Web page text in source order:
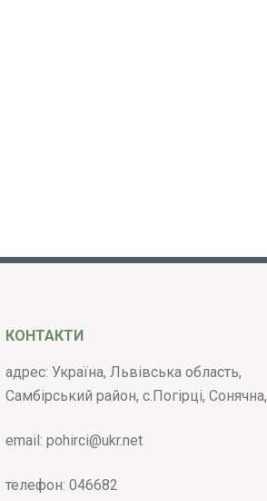
КОНТАКТИ
адрес: Україна, Львівська область,
Самбірський район, с.Погірці, Сонячна,
email: pohirci@ukr.net
телефон: 046682